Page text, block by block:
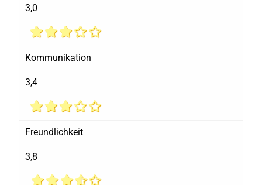
3,0
Kommunikation
3,4
Freundlichkeit
3,8